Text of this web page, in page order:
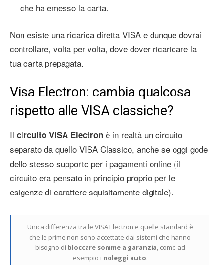
che ha emesso la carta.
Non esiste una ricarica diretta VISA e dunque dovrai
controllare, volta per volta, dove dover ricaricare la
tua carta prepagata.
Visa Electron: cambia qualcosa
rispetto alle VISA classiche?
Il circuito VISA Electron è in realtà un circuito
separato da quello VISA Classico, anche se oggi gode
dello stesso supporto per i pagamenti online (il
circuito era pensato in principio proprio per le
esigenze di carattere squisitamente digitale).
Unica differenza tra le VISA Electron e quelle standard è
che le prime non sono accettate dai sistemi che hanno
bisogno di bloccare somme a garanzia, come ad
esempio i noleggi auto.